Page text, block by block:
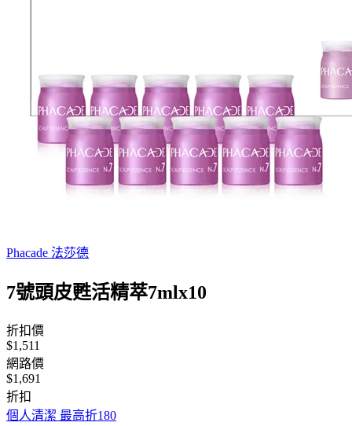
Phacade 法莎德
7號頭皮甦活精萃7mlx10
折扣價
$1,511
網路價
$1,691
折扣
個人清潔 最高折180